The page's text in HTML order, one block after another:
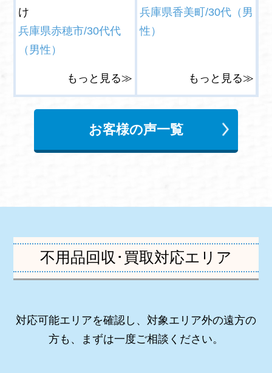
け
兵庫県赤穂市/30代代
（男性）
もっと見る≫
兵庫県香美町/30代（男
性）
もっと見る≫
お客様の声一覧
不用品回収･買取対応エリア
対応可能エリアを確認し、対象エリア外の遠方の
方も、まずは一度ご相談ください。